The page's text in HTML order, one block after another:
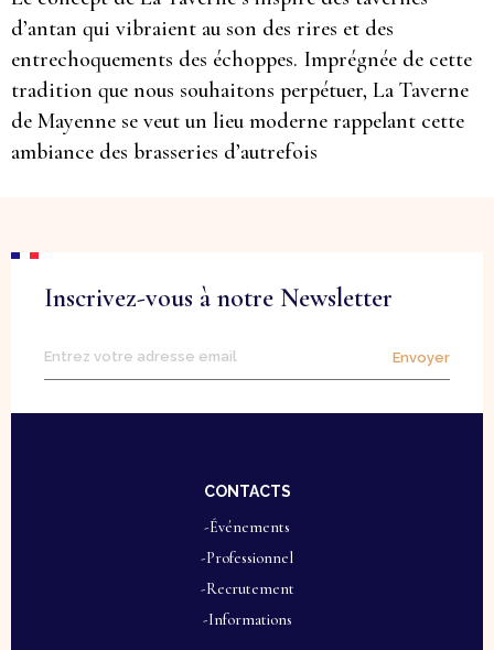
d’antan qui vibraient au son des rires et des
entrechoquements des échoppes. Imprégnée de cette
tradition que nous souhaitons perpétuer, La Taverne
de Mayenne se veut un lieu moderne rappelant cette
ambiance des brasseries d’autrefois
Inscrivez-vous à notre Newsletter
Envoyer
CONTACTS
-Événements
-Professionnel
-Recrutement
-Informations